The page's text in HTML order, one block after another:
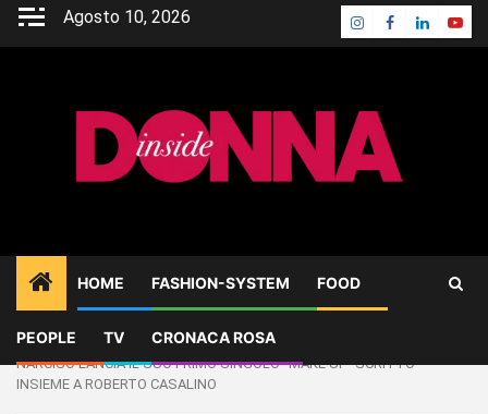
Skip
Agosto 10, 2026 Instagram
Facebook
Linkedin
HOME FASHION-SYSTEM FOOD
PEOPLE TV CRONACA ROSA
Home
TV
NARCISO LANCIA IL SUO PRIMO SINGOLO “MAKE UP” SCRITTO
INSIEME A ROBERTO CASALINO